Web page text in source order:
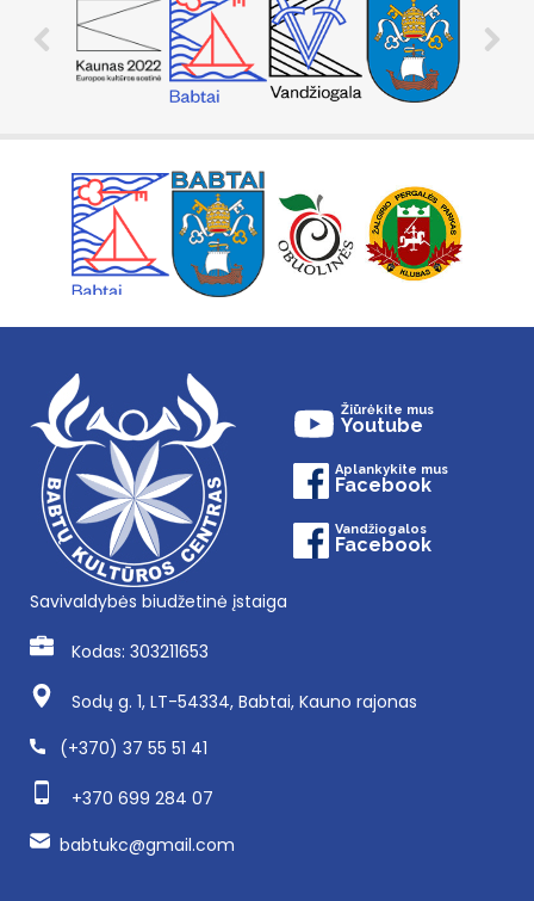
Žiūrėkite mus
Youtube
Aplankykite mus
Facebook
Vandžiogalos
Facebook
Savivaldybės biudžetinė įstaiga
Kodas: 303211653
Sodų g. 1, LT-54334, Babtai, Kauno rajonas
(+370) 37 55 51 41
+370 699 284 07
babtukc@gmail.com